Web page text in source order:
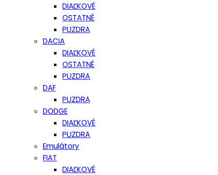
DIAĽKOVÉ
OSTATNÉ
PUZDRA
DACIA
DIAĽKOVÉ
OSTATNÉ
PUZDRA
DAF
PUZDRA
DODGE
DIAĽKOVÉ
PUZDRA
Emulátory
FIAT
DIAĽKOVÉ